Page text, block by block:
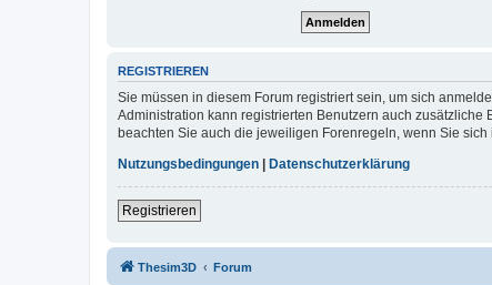
REGISTRIEREN
Sie müssen in diesem Forum registriert sein, um sich
Administration kann registrierten Benutzern auch
beachten Sie auch die jeweiligen Forenregeln, wenn Sie sich
Nutzungsbedingungen | Datenschutzerklärung
Registrieren
Thesim3D Forum